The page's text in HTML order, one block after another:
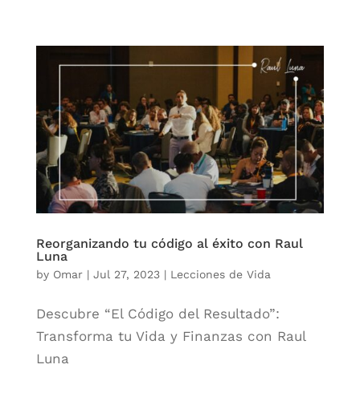
Reorganizando tu código al éxito con Raul
Luna
by Omar| Jul 27, 2023| Lecciones de Vida
Descubre “El Código del Resultado”:
Transforma tu Vida y Finanzas con Raul
Luna